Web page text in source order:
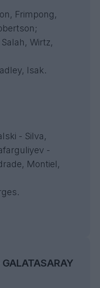
Frimpong,
Wirtz,
Isak.
- Silva,
-
Montiel,